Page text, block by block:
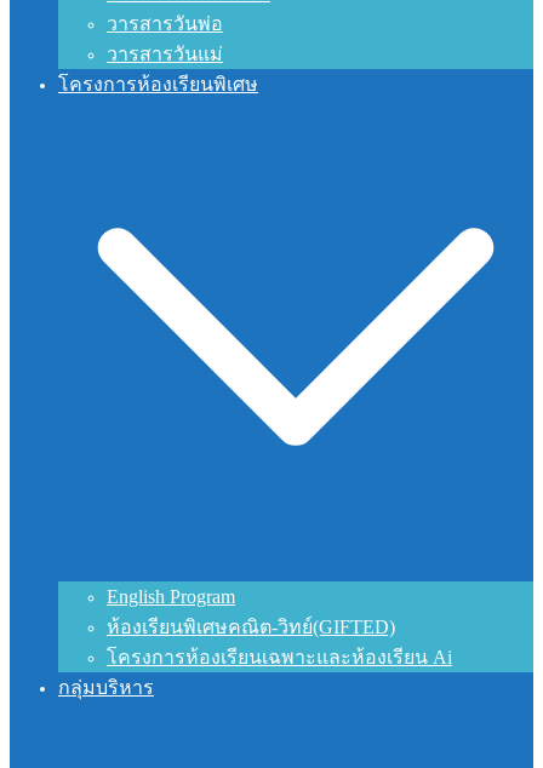
วารสารวันพ่อ
วารสารวันแม่
โครงการห้องเรียนพิเศษ
English Program
ห้องเรียนพิเศษคณิต-วิทย์(GIFTED)
โครงการห้องเรียนเฉพาะและห้องเรียน Ai
กลุ่มบริหาร